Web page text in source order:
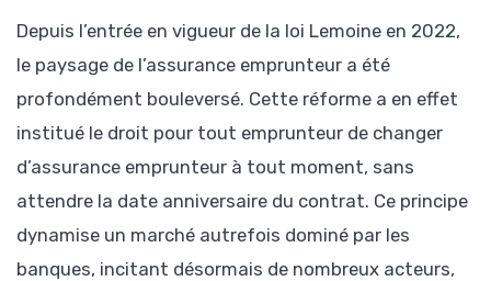
Depuis l’entrée en vigueur de la loi Lemoine en 2022,
le paysage de l’assurance emprunteur a été
profondément bouleversé. Cette réforme a en effet
institué le droit pour tout emprunteur de changer
d’assurance emprunteur à tout moment, sans
attendre la date anniversaire du contrat. Ce principe
dynamise un marché autrefois dominé par les
banques, incitant désormais de nombreux acteurs,